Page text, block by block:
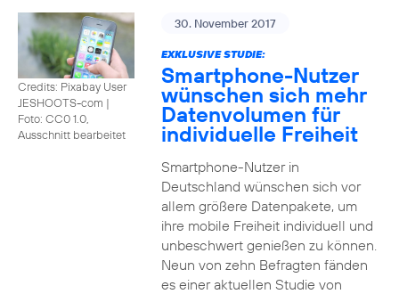
Credits: Pixabay User
JESHOOTS-com |
Foto: CC0 1.0,
Ausschnitt bearbeitet
30. November 2017
EXKLUSIVE STUDIE:
Smartphone-Nutzer
wünschen sich mehr
Datenvolumen für
individuelle Freiheit
Smartphone-Nutzer in
Deutschland wünschen sich vor
allem größere Datenpakete, um
ihre mobile Freiheit individuell und
unbeschwert genießen zu können.
Neun von zehn Befragten fänden
es einer aktuellen Studie von